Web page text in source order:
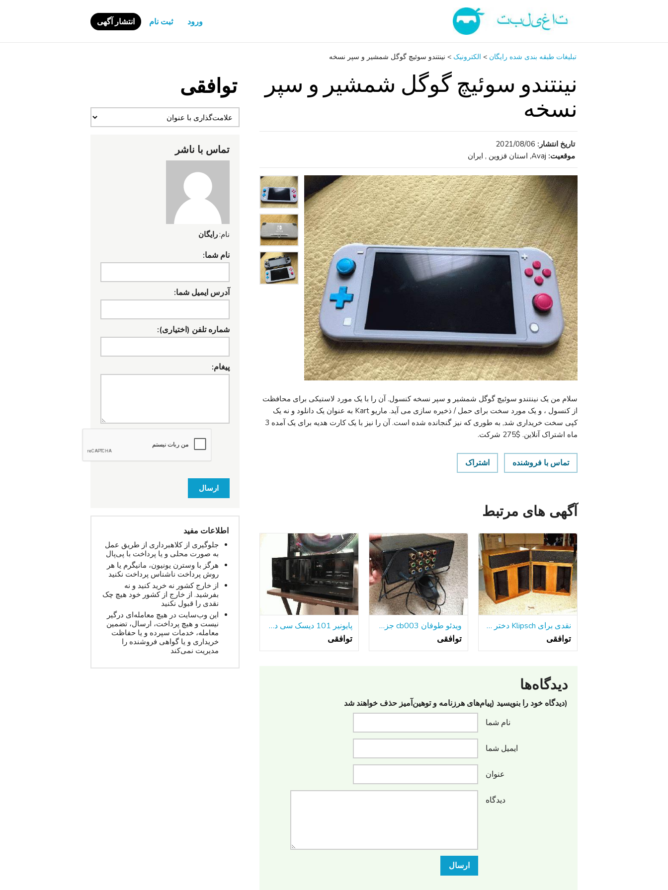
ورود ثبت نام انتشار آگهی
تبلیغات طبقه بندی شده رایگان > الکترونیک > نینتندو سوئیچ گوگل شمشیر و سپر نسخه
نینتندو سوئیچ گوگل شمشیر و سپر
نسخه
تاریخ انتشار: 2021/08/06
موقعیت: Avaj, استان قزوین , ایران
سلام من یک نینتندو سوئیچ گوگل شمشیر و سپر نسخه کنسول. آن را با یک مورد لاستیکی برای محافظت
از کنسول ، و یک مورد سخت برای حمل / ذخیره سازی می آید. ماریو Kart به عنوان یک دانلود و نه یک
کپی سخت خریداری شد, به طوری که نیز گنجانده شده است. آن را نیز با یک کارت هدیه برای یک آمده 3
ماه اشتراک آنلاین. $275 شرکت.
تماس با فروشنده اشتراک
آگهی های مرتبط
نقدی برای Klipsch دختر خوشگل خود را و یا لا اسکالا
توافقی
ویدئو طوفان cb003 جزء ویدئو توزیع آمپر
توافقی
پایونیر 101 دیسک سی دی پلیر PD-F908
توافقی
دیدگاه‌ها
(دیدگاه خود را بنویسید (پیام‌های هرزنامه‌ و توهین‌آمیز حذف خواهند شد
نام شما
ایمیل شما
عنوان
دیدگاه
ارسال
توافقی
تماس با ناشر
نام: رایگان
نام شما:
آدرس ایمیل شما:
شماره تلفن (اختیاری):
پیغام:
ارسال
اطلاعات مفید
جلوگیری از کلاهبرداری از طریق عمل
به صورت محلی و یا پرداخت با پی‌پال
هرگز با وسترن یونیون، مانیگرم یا هر
روش پرداخت ناشناس پرداخت نکنید
از خارج کشور نه خرید کنید و نه
بفرشید. از خارج از کشور خود هیچ چک
نقدی را قبول نکنید
این وب‌سایت در هیچ معامله‌ای درگیر
نیست و هیچ پرداخت، ارسال، تضمین
معامله، خدمات سپرده و یا حفاظت
خریداری و یا گواهی فروشنده را
مدیریت نمی‌کند